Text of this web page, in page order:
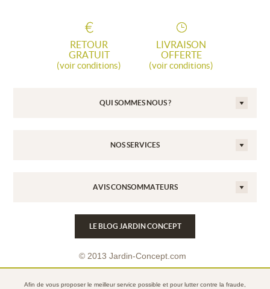
RETOUR
GRATUIT
(voir conditions)
LIVRAISON
OFFERTE
(voir conditions)
QUI SOMMES NOUS ?
NOS SERVICES
AVIS CONSOMMATEURS
LE BLOG JARDIN CONCEPT
© 2013 Jardin-Concept.com
Afin de vous proposer le meilleur service possible et pour lutter contre la fraude,